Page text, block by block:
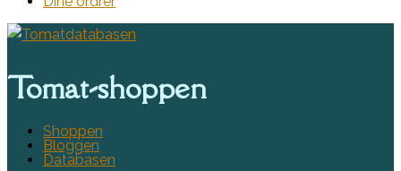
Tomat-shoppen
Shoppen
Bloggen
Databasen